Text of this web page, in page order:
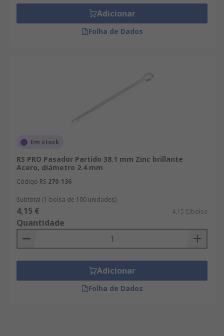
Adicionar
Folha de Dados
Em stock
RS PRO Pasador Partido 38.1 mm Zinc brillante
Acero, diámetro 2.4 mm
Código RS 270-136
Subtotal (1 bolsa de 100 unidades)
4,15 € 4,15 €/bolsa
Quantidade
Adicionar
Folha de Dados